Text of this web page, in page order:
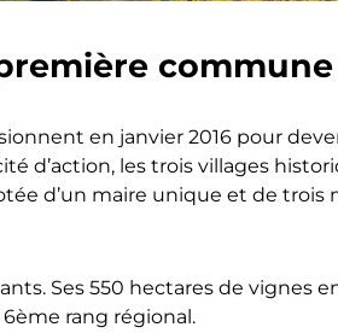
en janvier 2016 pour
d’action, les trois villages
d’un maire unique et de trois
Ses 550 hectares de vignes
rang régional.